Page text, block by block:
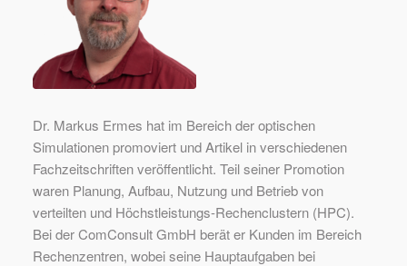
Dr. Markus Ermes hat im Bereich der optischen
Simulationen promoviert und Artikel in verschiedenen
Fachzeitschriften veröffentlicht. Teil seiner Promotion
waren Planung, Aufbau, Nutzung und Betrieb von
verteilten und Höchstleistungs-Rechenclustern (HPC).
Bei der ComConsult GmbH berät er Kunden im Bereich
Rechenzentren, wobei seine Hauptaufgaben bei